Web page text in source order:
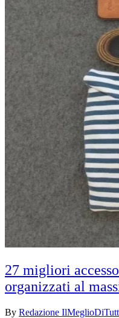
27 migliori
organizzati al
By Redazione